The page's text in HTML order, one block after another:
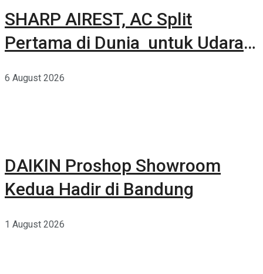
SHARP AIREST, AC Split
Pertama di Dunia untuk Udara
6 August 2026
DAIKIN Proshop Showroom
Kedua Hadir di Bandung
1 August 2026